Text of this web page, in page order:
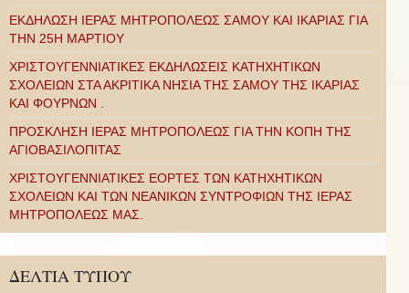
ΕΚΔΗΛΩΣΗ ΙΕΡΑΣ ΜΗΤΡΟΠΟΛΕΩΣ ΣΑΜΟΥ ΚΑΙ ΙΚΑΡΙΑΣ ΓΙΑ
ΤΗΝ 25Η ΜΑΡΤΙΟΥ
ΧΡΙΣΤΟΥΓΕΝΝΙΑΤΙΚΕΣ ΕΚΔΗΛΩΣΕΙΣ ΚΑΤΗΧΗΤΙΚΩΝ
ΣΧΟΛΕΙΩΝ ΣΤΑ ΑΚΡΙΤΙΚΑ ΝΗΣΙΑ ΤΗΣ ΣΑΜΟΥ ΤΗΣ ΙΚΑΡΙΑΣ
ΚΑΙ ΦΟΥΡΝΩΝ .
ΠΡΟΣΚΛΗΣΗ ΙΕΡΑΣ ΜΗΤΡΟΠΟΛΕΩΣ ΓΙΑ ΤΗΝ ΚΟΠΗ ΤΗΣ
ΑΓΙΟΒΑΣΙΛΟΠΙΤΑΣ
ΧΡΙΣΤΟΥΓΕΝΝΙΑΤΙΚΕΣ ΕΟΡΤΕΣ ΤΩΝ ΚΑΤΗΧΗΤΙΚΩΝ
ΣΧΟΛΕΙΩΝ ΚΑΙ ΤΩΝ ΝΕΑΝΙΚΩΝ ΣΥΝΤΡΟΦΙΩΝ ΤΗΣ ΙΕΡΑΣ
ΜΗΤΡΟΠΟΛΕΩΣ ΜΑΣ.
ΔΕΛΤΙΑ ΤΥΠΟΥ